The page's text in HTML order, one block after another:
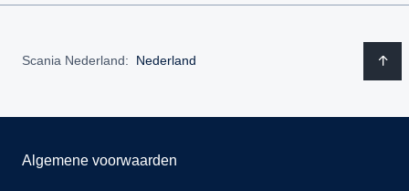
Scania Nederland: Nederland
Algemene voorwaarden